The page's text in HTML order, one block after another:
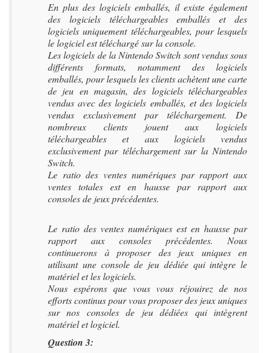
En plus des logiciels emballés, il existe également
des logiciels téléchargeables emballés et des
logiciels uniquement téléchargeables, pour lesquels
le logiciel est téléchargé sur la console.
Les logiciels de la Nintendo Switch sont vendus sous
différents formats, notamment des logiciels
emballés, pour lesquels les clients achètent une carte
de jeu en magasin, des logiciels téléchargeables
vendus avec des logiciels emballés, et des logiciels
vendus exclusivement par téléchargement. De
nombreux clients jouent aux logiciels
téléchargeables et aux logiciels vendus
exclusivement par téléchargement sur la Nintendo
Switch.
Le ratio des ventes numériques par rapport aux
ventes totales est en hausse par rapport aux
consoles de jeux précédentes.
Le ratio des ventes numériques est en hausse par
rapport aux consoles précédentes. Nous
continuerons à proposer des jeux uniques en
utilisant une console de jeu dédiée qui intègre le
matériel et les logiciels.
Nous espérons que vous vous réjouirez de nos
efforts continus pour vous proposer des jeux uniques
sur nos consoles de jeu dédiées qui intègrent
matériel et logiciel.
Question 3: